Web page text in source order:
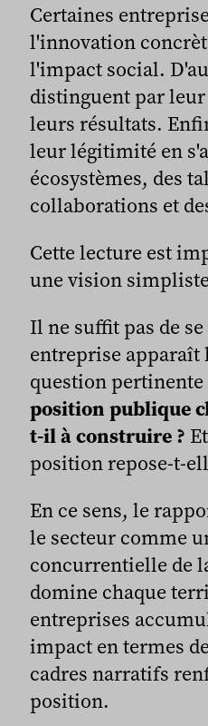
Certaines
l'innovation
l'impact social.
distinguent par
leurs résultats.
leur légitimité en
écosystèmes, des
collaborations et
Cette lecture est
une vision
Il ne suffit pas de
entreprise apparaît
question pertinente
position publique
t-il à construire ?
position repose-t-
En ce sens, le
le secteur comme
concurrentielle de
domine chaque
entreprises
impact en termes
cadres narratifs
position.